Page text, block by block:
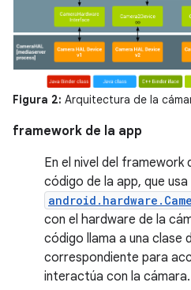
Figura 2: Arquitectura de la
framework de la app
En el nivel del framework
código de la app, que usa
con el hardware de la
código llama a una clase
correspondiente para
interactúa con la cámara.